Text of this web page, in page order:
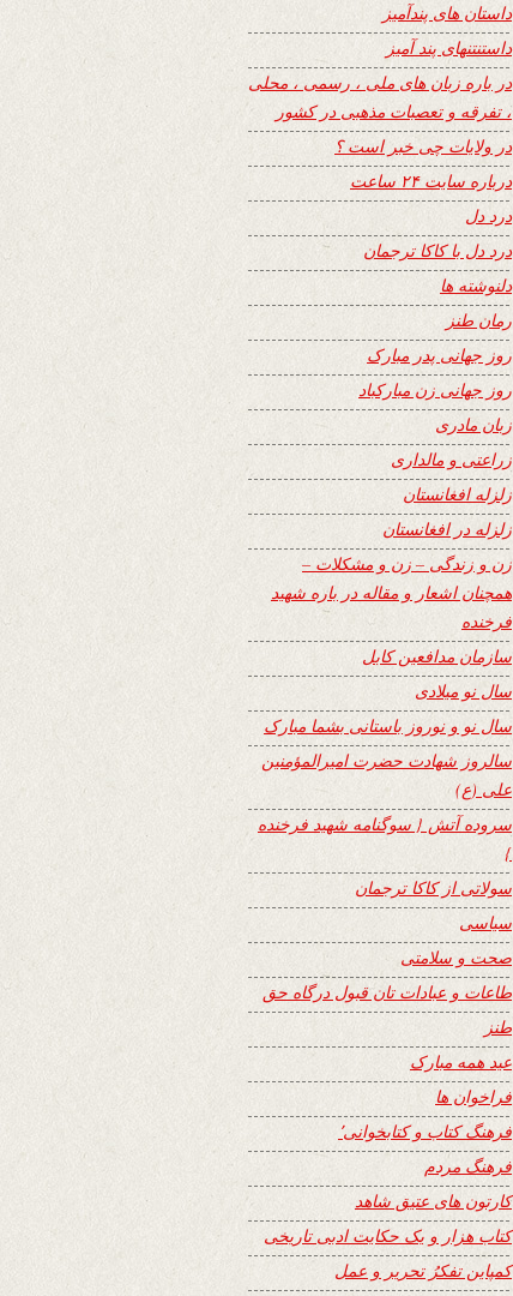
داستان های پندآمیز
داستنتنهای پند آمیز
در باره زبان های ملی ، رسمی ، محلی
، تفرقه و تعصبات مذهبی در کشور
در ولایات چی خبر است ؟
درباره سایت ۲۴ ساعت
درد دل
درد دل با کاکا ترجمان
دلنوشته ها
رمان طنز
روز جهانی پدر مبارک
روز جهانی زن مبارکباد
زبان مادری
زراعتی و مالداری
زلزله افغانستان
زلزله در افغانستان
زن و زندگی – زن و مشکلات –
همچنان اشعار و مقاله در باره شهید
فرخنده
سازمان مدافعین کابل
سال نو میلادی
سال نو و نوروز باستانی بشما مبارک
سالروز شهادت حضرت امیرالمؤمنین
علی (ع)
سروده آتش { سوگنامه شهید فرخنده
}
سولاتی از کاکا ترجمان
سیاسی
صحت و سلامتی
طاعات و عبادات تان قبول درگاه حق
طنز
عید همه مبارک
فراخوان ها
فرهنگ کتاب و کتابخوانی٬
فرهنگ مردم
کارتون های عتیق شاهد
کتاب هزار و یک حکایت ادبی تاریخی
کمپاین تفکرُ تحریر و عمل